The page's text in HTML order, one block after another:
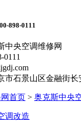
898-0111
中央空调维修网
0111
市石景山区金融街长
首页 > 奥克斯中央